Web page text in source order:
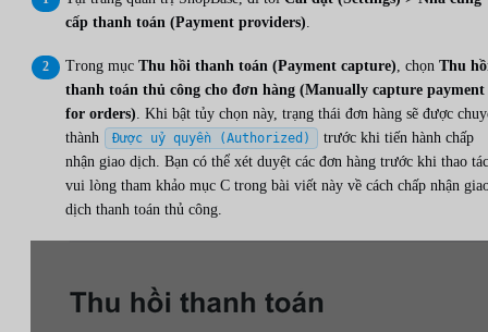
cấp thanh toán (Payment providers).
Trong mục Thu hồi thanh toán (Payment capture) , chọn Thu
thanh toán thủ công cho đơn hàng (Manually capture payment
for orders) . Khi bật tủy chọn này, trạng thái đơn hàng sẽ được
thành
Được uỷ quyền (Authorized)
trước khi tiến hành chấp
nhận giao dịch. Bạn có thể xét duyệt các đơn hàng trước khi thao
vui lòng tham khảo mục C trong bài viết này về cách chấp nhận
dịch thanh toán thủ công.